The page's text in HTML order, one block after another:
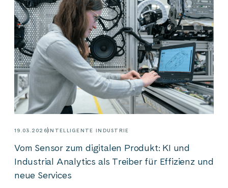
19.03.2026INTELLIGENTE INDUSTRIE
Vom Sensor zum digitalen Produkt: KI und
Industrial Analytics als Treiber für Effizienz und
neue Services